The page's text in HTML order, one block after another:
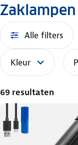
Zaklampen
Alle filters
Kleur
69 resultaten